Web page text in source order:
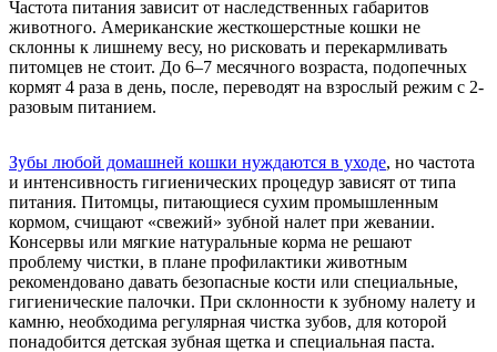
Частота питания зависит от наследственных габаритов
животного. Американские жесткошерстные кошки не
склонны к лишнему весу, но рисковать и перекармливать
питомцев не стоит. До 6–7 месячного возраста, подопечных
кормят 4 раза в день, после, переводят на взрослый режим с 2-
разовым питанием.
Зубы любой домашней кошки нуждаются в уходе, но частота
и интенсивность гигиенических процедур зависят от типа
питания. Питомцы, питающиеся сухим промышленным
кормом, счищают «свежий» зубной налет при жевании.
Консервы или мягкие натуральные корма не решают
проблему чистки, в плане профилактики животным
рекомендовано давать безопасные кости или специальные,
гигиенические палочки. При склонности к зубному налету и
камню, необходима регулярная чистка зубов, для которой
понадобится детская зубная щетка и специальная паста.